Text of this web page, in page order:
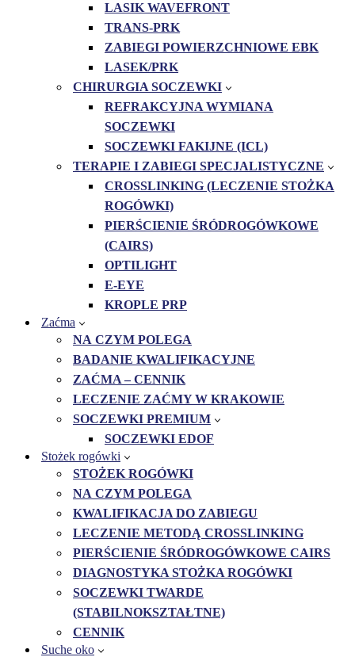
LASIK WAVEFRONT
TRANS-PRK
ZABIEGI POWIERZCHNIOWE EBK
LASEK/PRK
CHIRURGIA SOCZEWKI
REFRAKCYJNA WYMIANA
SOCZEWKI
SOCZEWKI FAKIJNE (ICL)
TERAPIE I ZABIEGI SPECJALISTYCZNE
CROSSLINKING (LECZENIE STOŻKA
ROGÓWKI)
PIERŚCIENIE ŚRÓDROGÓWKOWE
(CAIRS)
OPTILIGHT
E-EYE
KROPLE PRP
Zaćma
NA CZYM POLEGA
BADANIE KWALIFIKACYJNE
ZAĆMA – CENNIK
LECZENIE ZAĆMY W KRAKOWIE
SOCZEWKI PREMIUM
SOCZEWKI EDOF
Stożek rogówki
STOŻEK ROGÓWKI
NA CZYM POLEGA
KWALIFIKACJA DO ZABIEGU
LECZENIE METODĄ CROSSLINKING
PIERŚCIENIE ŚRÓDROGÓWKOWE CAIRS
DIAGNOSTYKA STOŻKA ROGÓWKI
SOCZEWKI TWARDE
(STABILNOKSZTAŁTNE)
CENNIK
Suche oko